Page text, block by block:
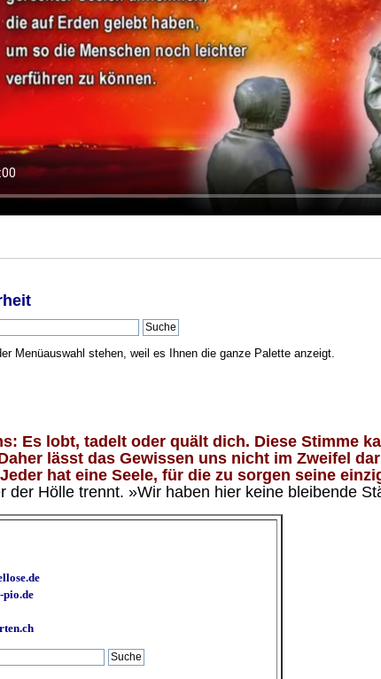
Menüauswahl stehen, weil es Ihnen die ganze Palette anzeigt.
Es lobt, tadelt oder quält dich. Diese Stimme
lässt das Gewissen uns nicht im Zweifel
hat eine Seele, für die zu sorgen seine
der Hölle trennt. »Wir haben hier keine bleibende
pio.de